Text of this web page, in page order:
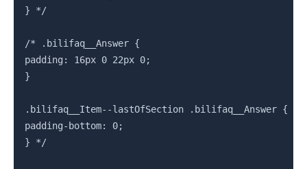
} */
/* .bilifaq__Answer {
padding: 16px 0 22px 0;
}
.bilifaq__Item--lastOfSection .bilifaq__Answer {
padding-bottom: 0;
} */